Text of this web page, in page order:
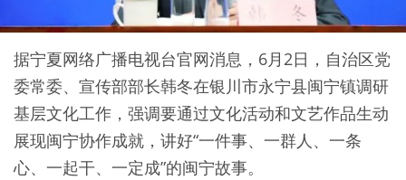
据宁夏网络广播电视台官网消息，6月2日，自治区党
委常委、宣传部部长韩冬在银川市永宁县闽宁镇调研
基层文化工作，强调要通过文化活动和文艺作品生动
展现闽宁协作成就，讲好“一件事、一群人、一条
心、一起干、一定成”的闽宁故事。